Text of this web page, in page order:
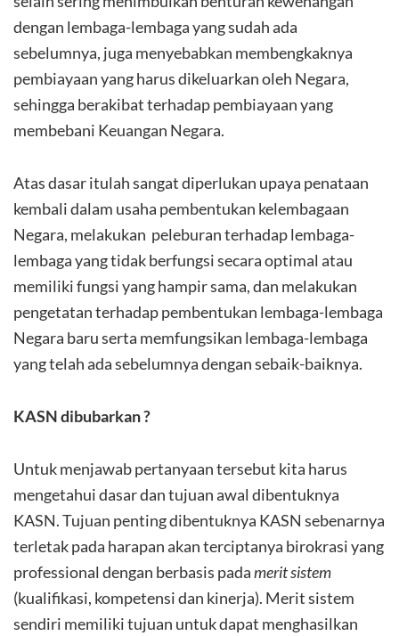
dengan lembaga-lembaga yang sudah ada
sebelumnya, juga menyebabkan membengkaknya
pembiayaan yang harus dikeluarkan oleh Negara,
sehingga berakibat terhadap pembiayaan yang
membebani Keuangan Negara.
Atas dasar itulah sangat diperlukan upaya penataan
kembali dalam usaha pembentukan kelembagaan
Negara, melakukan peleburan terhadap lembaga-
lembaga yang tidak berfungsi secara optimal atau
memiliki fungsi yang hampir sama, dan melakukan
pengetatan terhadap pembentukan lembaga-lembaga
Negara baru serta memfungsikan lembaga-lembaga
yang telah ada sebelumnya dengan sebaik-baiknya.
KASN dibubarkan ?
Untuk menjawab pertanyaan tersebut kita harus
mengetahui dasar dan tujuan awal dibentuknya
KASN. Tujuan penting dibentuknya KASN sebenarnya
terletak pada harapan akan terciptanya birokrasi yang
professional dengan berbasis padamerit sistem
(kualifikasi, kompetensi dan kinerja). Merit sistem
sendiri memiliki tujuan untuk dapat menghasilkan